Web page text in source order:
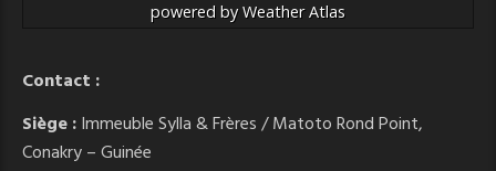
powered byWeather Atlas
Contact :
Siège :Immeuble Sylla & Frères / Matoto Rond Point,
Conakry – Guinée